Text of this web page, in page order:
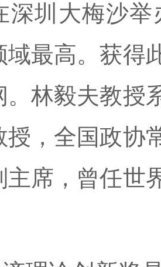
深圳大梅沙
域最高。获得
。林毅夫教授
授，全国政协
主席，曾任世